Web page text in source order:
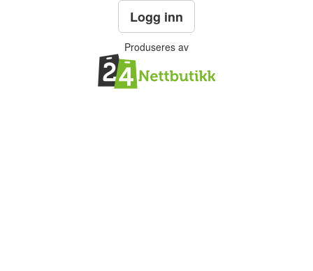
Logg inn
Produseres av